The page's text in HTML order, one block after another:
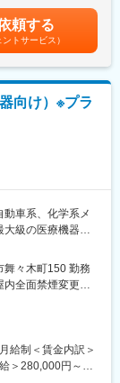
態の確認
度で1班あたりの
代までと幅広く在
、医療を支える
がける医療機器の
もって実行するた
朽化更新、トラブ
部品点数削減、
ケースがあり、
を行います。常
数週間単位の海
外部サプライヤ
の金型・成形
上下する可能性
です。
頼する
ントサービス）
向け）※プラ
動車系、化学系メ
大級の医療機器メ
院用の体温計、
ーザブル製品と
像装置や人工心
る幅広い製品ライ
ローバル展開し
舞々木町150 勤務
内全面禁煙変更の
）
給制＜賃金内訳＞
＞280,000円～